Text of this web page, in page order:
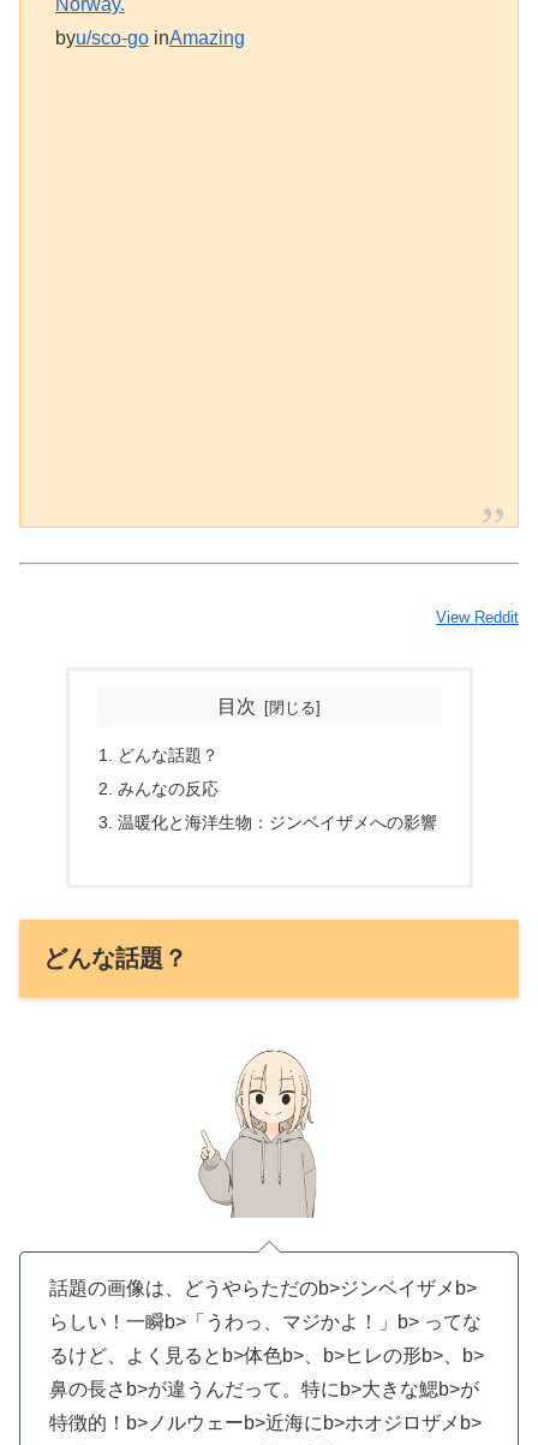
Norway.
byu/sco-goinAmazing
View Reddit
目次
どんな話題？
みんなの反応
温暖化と海洋生物：ジンベイザメへの影響
どんな話題？
話題の画像は、どうやらただのb>ジンベイザメb>
らしい！一瞬b>「うわっ、マジかよ！」b> ってな
るけど、よく見るとb>体色b>、b>ヒレの形b>、b>
鼻の長さb>が違うんだって。特にb>大きな鰓b>が
特徴的！b>ノルウェーb>近海にb>ホオジロザメb>